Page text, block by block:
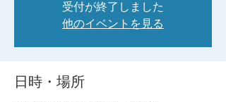
受付が終了しました
他のイベントを見る
日時・場所